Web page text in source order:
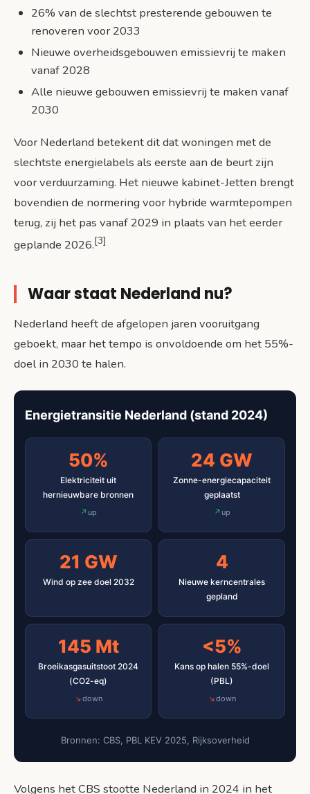
26% van de slechtst presterende gebouwen te
renoveren voor 2033
Nieuwe overheidsgebouwen emissievrij te maken
vanaf 2028
Alle nieuwe gebouwen emissievrij te maken vanaf
2030
Voor Nederland betekent dit dat woningen met de
slechtste energielabels als eerste aan de beurt zijn
voor verduurzaming. Het nieuwe kabinet-Jetten brengt
bovendien de normering voor hybride warmtepompen
terug, zij het pas vanaf 2029 in plaats van het eerder
geplande 2026.[3]
Waar staat Nederland nu?
Nederland heeft de afgelopen jaren vooruitgang
geboekt, maar het tempo is onvoldoende om het 55%-
doel in 2030 te halen.
Energietransitie Nederland (stand 2024)
50%
Elektriciteit uit
hernieuwbare bronnen
up
24 GW
Zonne-energiecapaciteit
geplaatst
up
21 GW
Wind op zee doel 2032
4
Nieuwe kerncentrales
gepland
145 Mt
Broeikasgasuitstoot 2024
(CO2-eq)
down
<5%
Kans op halen 55%-doel
(PBL)
down
Bronnen: CBS, PBL KEV 2025, Rijksoverheid
Volgens het CBS stootte Nederland in 2024 in het